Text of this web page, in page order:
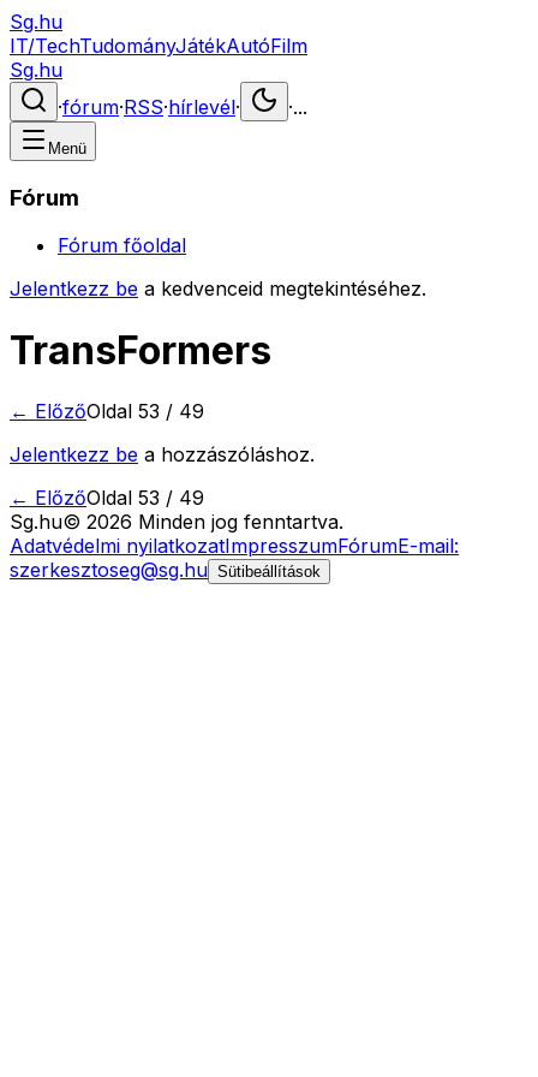
Sg.hu
IT/TechTudományJátékAutóFilm
Sg.hu
·fórum·RSS·hírlevél· ·...
Menü
Fórum
Fórum főoldal
Jelentkezz be a kedvenceid megtekintéséhez.
TransFormers
← ElőzőOldal 53 / 49
Jelentkezz be a hozzászóláshoz.
← ElőzőOldal 53 / 49
Sg.hu© 2026 Minden jog fenntartva.
Adatvédelmi nyilatkozatImpresszumFórumE-mail:
szerkesztoseg@sg.hu Sütibeállítások